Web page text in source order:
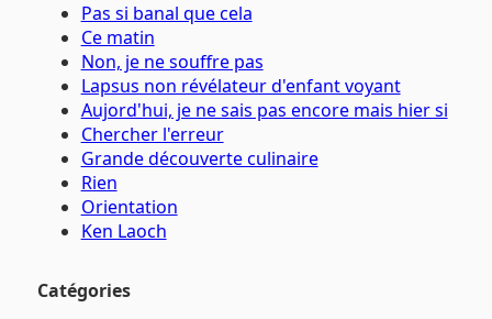
Pas si banal que cela
Ce matin
Non, je ne souffre pas
Lapsus non révélateur d'enfant voyant
Aujord'hui, je ne sais pas encore mais hier si
Chercher l'erreur
Grande découverte culinaire
Rien
Orientation
Ken Laoch
Catégories